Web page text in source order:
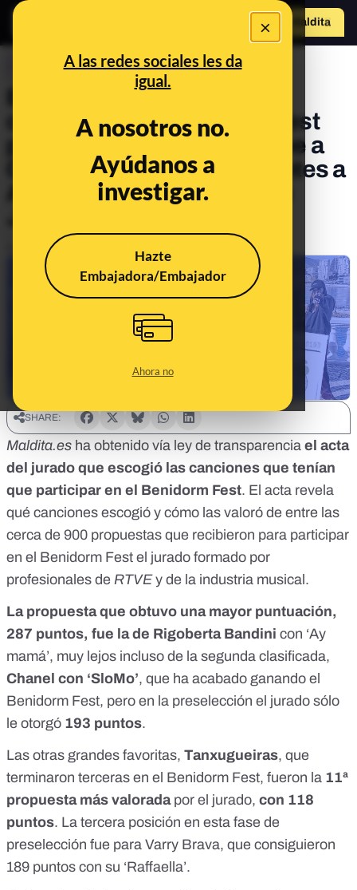
×
A las redes sociales les da
igual.
A nosotros no.
Ayúdanos a
investigar.
Hazte
Embajadora/Embajador
Ahora no
Hazte Maldito
CONTROL DEL PODER
El jurado que escogió las
canciones del Benidorm Fest
puntuó más a Rigoberta que a
Chanel y dejó como suplentes a
Alizzz, Cariño, Brequette o
Publicado el
SHARE:
Maldita.es ha obtenido vía ley de transparencia el acta
del jurado que escogió las canciones que tenían
que participar en el Benidorm Fest. El acta revela
qué canciones escogió y cómo las valoró de entre las
cerca de 900 propuestas que recibieron para participar
en el Benidorm Fest el jurado formado por
profesionales de RTVEy de la industria musical.
La propuesta que obtuvo una mayor puntuación,
287 puntos, fue la de Rigoberta Bandini con ‘Ay
mamá’, muy lejos incluso de la segunda clasificada,
Chanel con ‘SloMo’, que ha acabado ganando el
Benidorm Fest, pero en la preselección el jurado sólo
le otorgó 193 puntos.
Las otras grandes favoritas, Tanxugueiras, que
terminaron terceras en el Benidorm Fest, fueron la 11ª
propuesta más valoradapor el jurado, con 118
puntos. La tercera posición en esta fase de
preselección fue para Varry Brava, que consiguieron
189 puntos con su ‘Raffaella’.